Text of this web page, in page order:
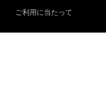
ご利用に当たって